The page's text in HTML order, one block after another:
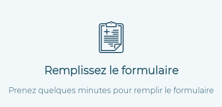
Remplissez le formulaire
Prenez quelques minutes pour remplir le formulaire